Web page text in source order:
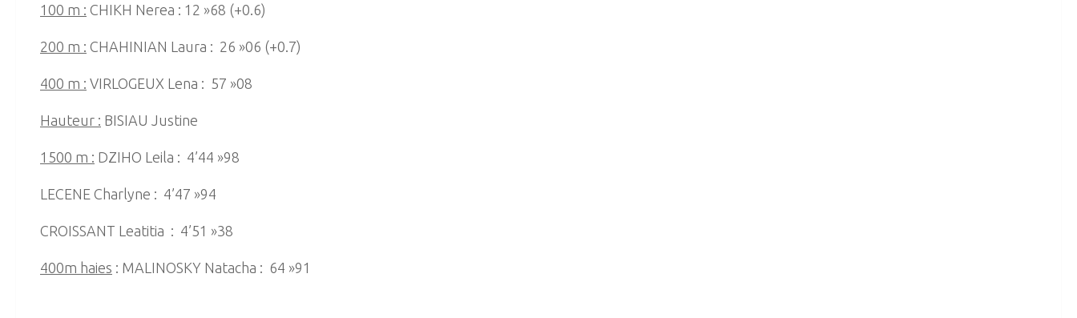
100 m : CHIKH Nerea : 12 »68 (+0.6)
200 m : CHAHINIAN Laura : 26 »06 (+0.7)
400 m : VIRLOGEUX Lena : 57 »08
Hauteur : BISIAU Justine
1500 m : DZIHO Leila : 4’44 »98
LECENE Charlyne : 4’47 »94
CROISSANT Leatitia : 4’51 »38
400m haies : MALINOSKY Natacha : 64 »91